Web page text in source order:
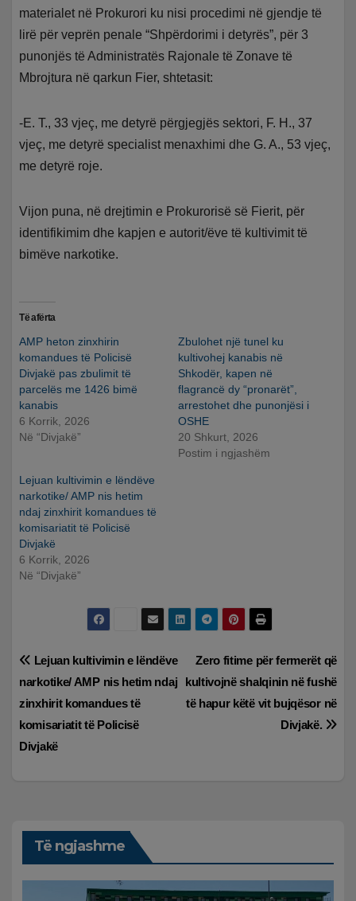
materialet në Prokurori ku nisi procedimi në gjendje të
lirë për veprën penale “Shpërdorimi i detyrës”, për 3
punonjës të Administratës Rajonale të Zonave të
Mbrojtura në qarkun Fier, shtetasit:
-E. T., 33 vjeç, me detyrë përgjegjës sektori, F. H., 37
vjeç, me detyrë specialist menaxhimi dhe G. A., 53 vjeç,
me detyrë roje.
Vijon puna, në drejtimin e Prokurorisë së Fierit, për
identifikimim dhe kapjen e autorit/ëve të kultivimit të
bimëve narkotike.
Të afërta
AMP heton zinxhirin
komandues të Policisë
Divjakë pas zbulimit të
parcelës me 1426 bimë
kanabis
6 Korrik, 2026
Në “Divjakë”
Zbulohet një tunel ku
kultivohej kanabis në
Shkodër, kapen në
flagrancë dy “pronarët”,
arrestohet dhe punonjësi i
OSHE
20 Shkurt, 2026
Postim i ngjashëm
Lejuan kultivimin e lëndëve
narkotike/ AMP nis hetim
ndaj zinxhirit komandues të
komisariatit të Policisë
Divjakë
6 Korrik, 2026
Në “Divjakë”
Lëvizje
te
postimet
Zero fitime për fermerët që
kultivojnë shalqinin në fushë
të hapur këtë vit bujqësor në
Divjakë.
Lejuan kultivimin e lëndëve
narkotike/ AMP nis hetim ndaj
zinxhirit komandues të
komisariatit të Policisë
Divjakë
Të ngjashme